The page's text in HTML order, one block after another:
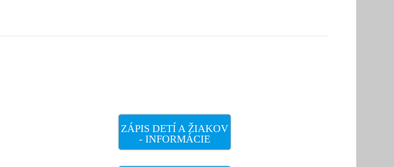
ZÁPIS DETÍ A ŽIAKOV
- INFORMÁCIE